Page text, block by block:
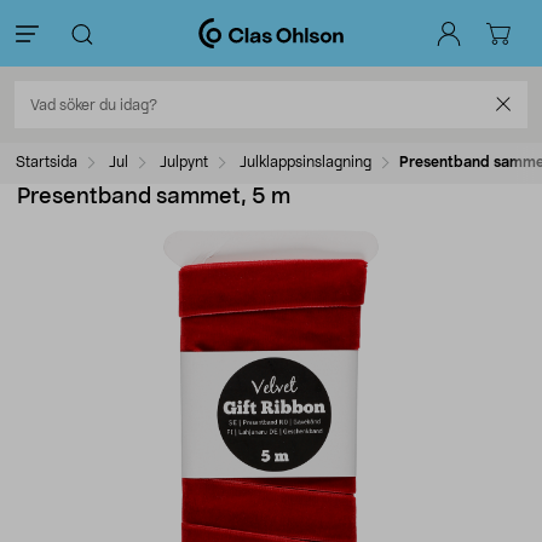
Startsida Jul Julpynt Julklappsinslagning Presentband
Presentband sammet, 5 m